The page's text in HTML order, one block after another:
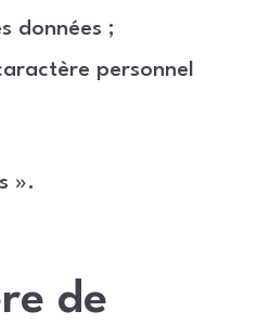
données ;
personnel
».
de